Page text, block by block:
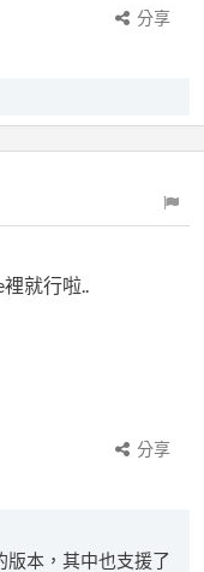
分享
就行啦..
分享
本，其中也支援了